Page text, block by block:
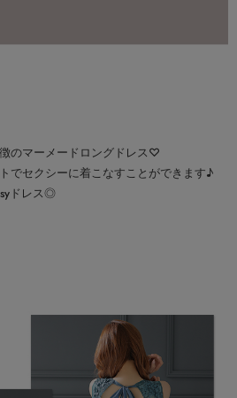
のマーメードロングドレス♡
でセクシーに着こなすことができます♪
ドレス◎